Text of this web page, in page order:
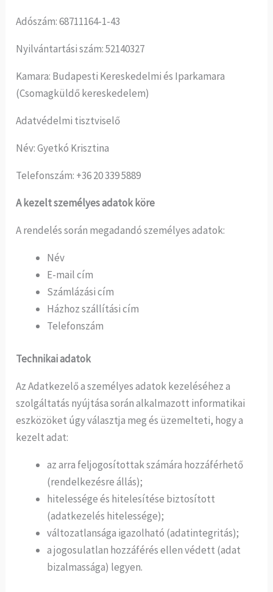
Adószám: 68711164-1-43
Nyilvántartási szám: 52140327
Kamara: Budapesti Kereskedelmi és Iparkamara
(Csomagküldő kereskedelem)
Adatvédelmi tisztviselő
Név: Gyetkó Krisztina
Telefonszám: +36 20 339 5889
A kezelt személyes adatok köre
A rendelés során megadandó személyes adatok:
Név
E-mail cím
Számlázási cím
Házhoz szállítási cím
Telefonszám
Technikai adatok
Az Adatkezelő a személyes adatok kezeléséhez a
szolgáltatás nyújtása során alkalmazott informatikai
eszközöket úgy választja meg és üzemelteti, hogy a
kezelt adat:
az arra feljogosítottak számára hozzáférhető
(rendelkezésre állás);
hitelessége és hitelesítése biztosított
(adatkezelés hitelessége);
változatlansága igazolható (adatintegritás);
a jogosulatlan hozzáférés ellen védett (adat
bizalmassága) legyen.